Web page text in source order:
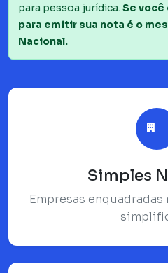
para pessoa jurídica. Se você
para emitir sua nota é o
Nacional.
Simples
Empresas